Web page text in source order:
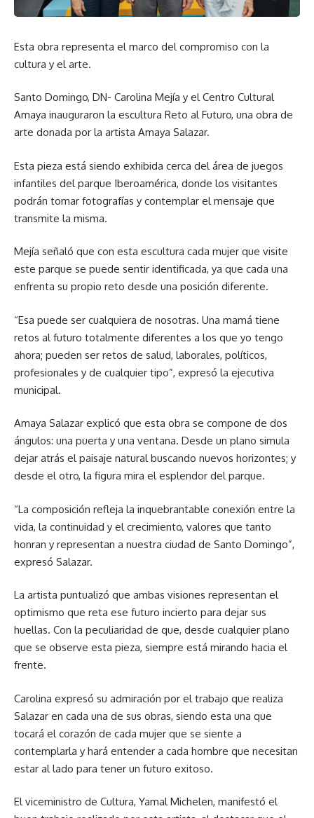
Esta obra representa el marco del compromiso con la
cultura y el arte.
Santo Domingo, DN- Carolina Mejía y el Centro Cultural
Amaya inauguraron la escultura Reto al Futuro, una obra de
arte donada por la artista Amaya Salazar.
Esta pieza está siendo exhibida cerca del área de juegos
infantiles del parque Iberoamérica, donde los visitantes
podrán tomar fotografías y contemplar el mensaje que
transmite la misma.
Mejía señaló que con esta escultura cada mujer que visite
este parque se puede sentir identificada, ya que cada una
enfrenta su propio reto desde una posición diferente.
“Esa puede ser cualquiera de nosotras. Una mamá tiene
retos al futuro totalmente diferentes a los que yo tengo
ahora; pueden ser retos de salud, laborales, políticos,
profesionales y de cualquier tipo”, expresó la ejecutiva
municipal.
Amaya Salazar explicó que esta obra se compone de dos
ángulos: una puerta y una ventana. Desde un plano simula
dejar atrás el paisaje natural buscando nuevos horizontes; y
desde el otro, la figura mira el esplendor del parque.
“La composición refleja la inquebrantable conexión entre la
vida, la continuidad y el crecimiento, valores que tanto
honran y representan a nuestra ciudad de Santo Domingo”,
expresó Salazar.
La artista puntualizó que ambas visiones representan el
optimismo que reta ese futuro incierto para dejar sus
huellas. Con la peculiaridad de que, desde cualquier plano
que se observe esta pieza, siempre está mirando hacia el
frente.
Carolina expresó su admiración por el trabajo que realiza
Salazar en cada una de sus obras, siendo esta una que
tocará el corazón de cada mujer que se siente a
contemplarla y hará entender a cada hombre que necesitan
estar al lado para tener un futuro exitoso.
El viceministro de Cultura, Yamal Michelen, manifestó el